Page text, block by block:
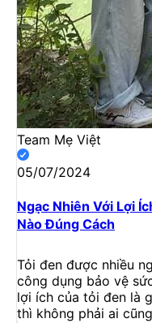
Team Mẹ Việt
05/07/2024
Ngạc Nhiên Với Lợi
Nào Đúng Cách
Tỏi đen được nhiều
công dụng bảo vệ
lợi ích của tỏi đen là
thì không phải ai